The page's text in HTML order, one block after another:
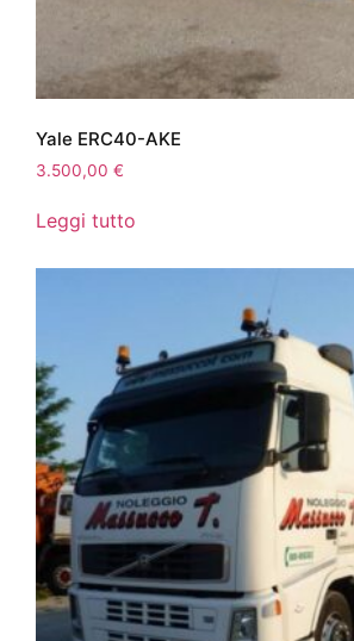
Yale ERC40-AKE
3.500,00 €
Leggi tutto